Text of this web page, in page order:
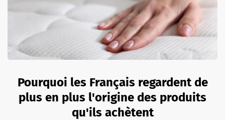
Pourquoi les Français regardent de
plus en plus l'origine des produits
qu'ils achètent